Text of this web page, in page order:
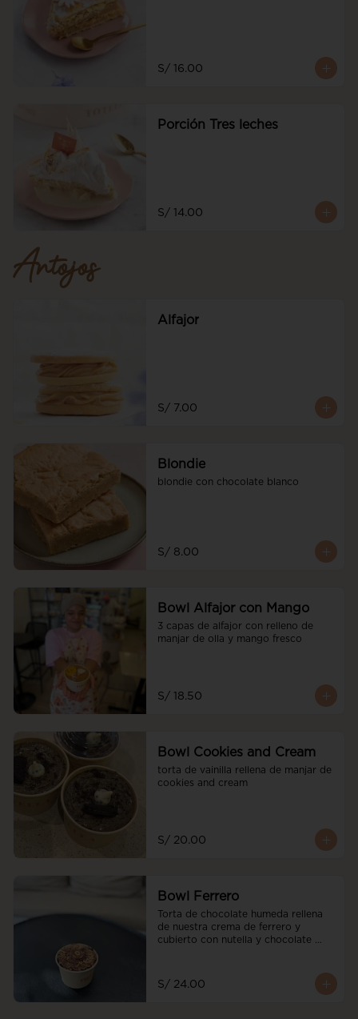
S/ 16.00
Porción Tres leches
S/ 14.00
Antojos
Alfajor
S/ 7.00
Blondie
blondie con chocolate blanco
S/ 8.00
Bowl Alfajor con Mango
3 capas de alfajor con relleno de
manjar de olla y mango fresco
S/ 18.50
Bowl Cookies and Cream
torta de vainilla rellena de manjar de
cookies and cream
S/ 20.00
Bowl Ferrero
Torta de chocolate humeda rellena
de nuestra crema de ferrero y
cubierto con nutella y chocolate
S/ 24.00